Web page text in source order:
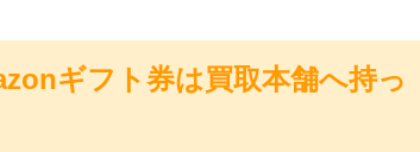
ギフト券は買取本舗へ持っ